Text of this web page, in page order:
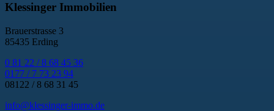
Klessinger Immobilien
Brauerstrasse 3
85435 Erding
0 81 22 / 8 68 45 36
0177 / 7 73 23 94
08122 / 8 68 31 45
info@klessinger-immo.de